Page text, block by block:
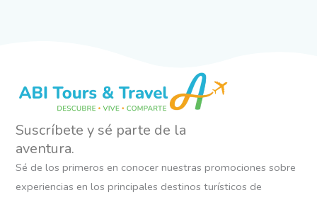
Suscríbete y sé parte de la
aventura.
Sé de los primeros en conocer nuestras promociones sobre
experiencias en los principales destinos turísticos de